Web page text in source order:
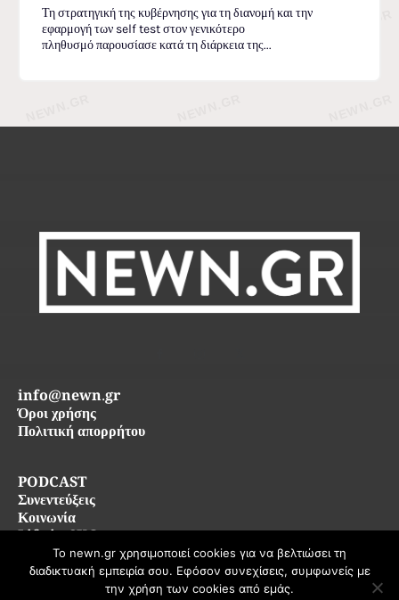
Τη στρατηγική της κυβέρνησης για τη διανομή και την
εφαρμογή των self test στον γενικότερο
πληθυσμό παρουσίασε κατά τη διάρκεια της...
PODCAST
Συνεντεύξεις
Κοινωνία
Life in SKG
info@newn.gr
Όροι χρήσης
Πολιτική απορρήτου
© 2026 newn.gr — Όλα τα δικαιώματα διατηρούνται
Το newn.gr χρησιμοποιεί cookies για να βελτιώσει τη
διαδικτυακή εμπειρία σου. Εφόσον συνεχίσεις, συμφωνείς με
την χρήση των cookies από εμάς.